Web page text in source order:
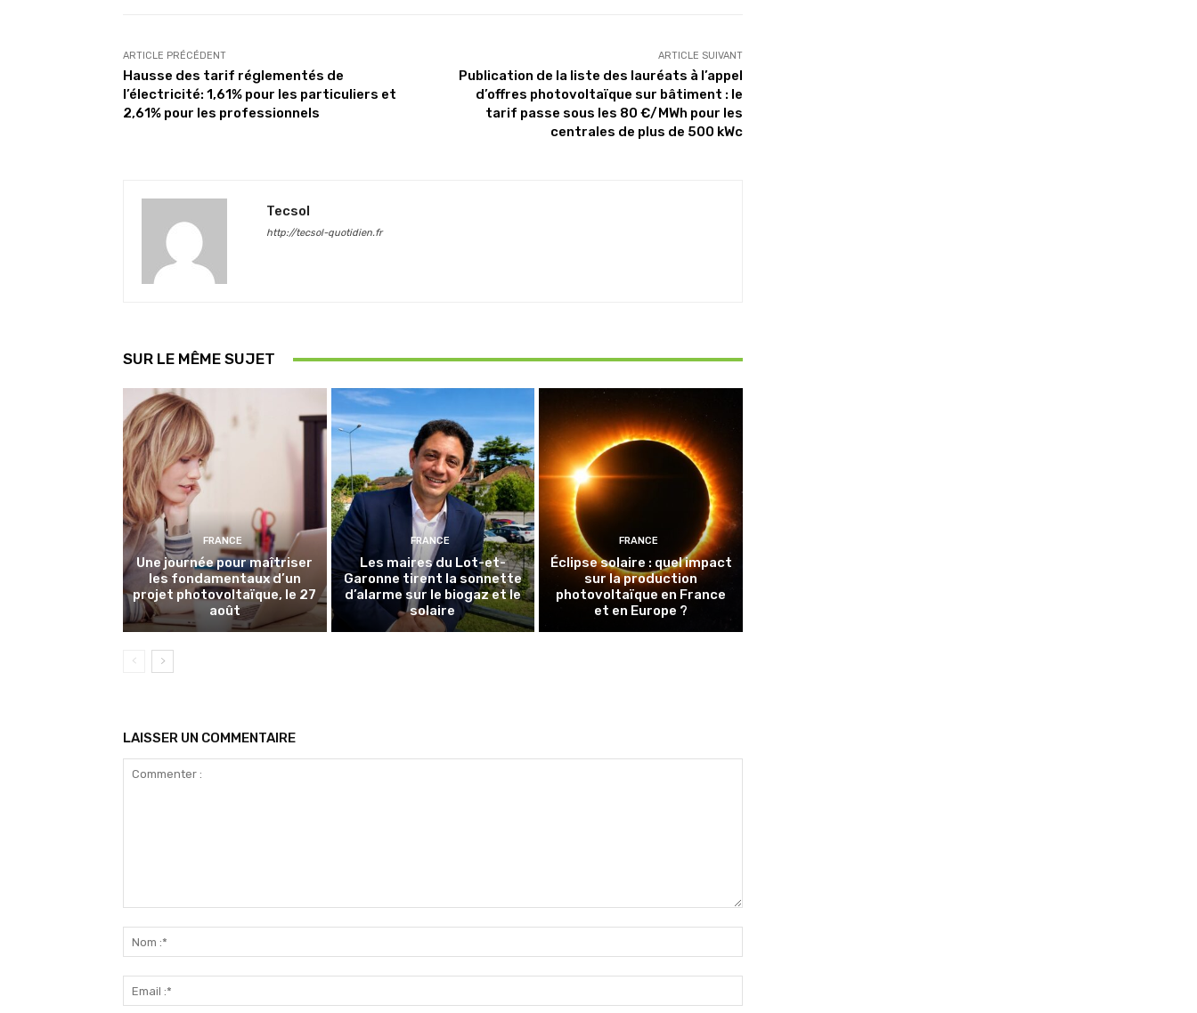
ARTICLE PRÉCÉDENT
Hausse des tarif réglementés de
l’électricité: 1,61% pour les particuliers et
2,61% pour les professionnels
ARTICLE SUIVANT
Publication de la liste des lauréats à l’appel
d’offres photovoltaïque sur bâtiment : le
tarif passe sous les 80 €/MWh pour les
centrales de plus de 500 kWc
Tecsol
http://tecsol-quotidien.fr
SUR LE MÊME SUJET
FRANCE
Une journée pour maîtriser
les fondamentaux d’un
projet photovoltaïque, le 27
août
FRANCE
Les maires du Lot-et-
Garonne tirent la sonnette
d’alarme sur le biogaz et le
solaire
FRANCE
Éclipse solaire : quel impact
sur la production
photovoltaïque en France
et en Europe ?
LAISSER UN COMMENTAIRE
:*
:*